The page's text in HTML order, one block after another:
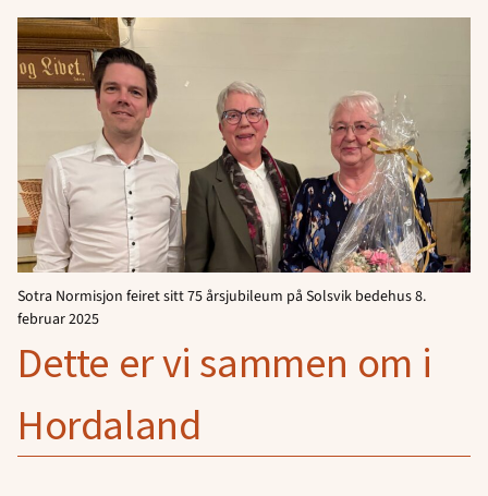
Sotra Normisjon feiret sitt 75 årsjubileum på Solsvik bedehus 8.
februar 2025
Dette er vi sammen om i
Hordaland